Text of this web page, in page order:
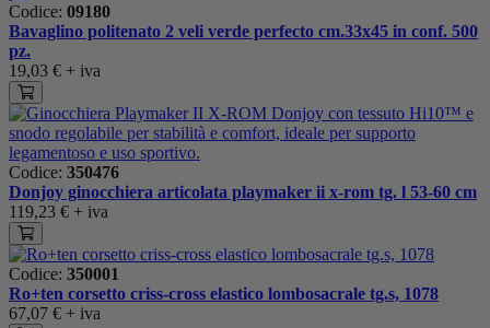
Codice: 09180
Bavaglino politenato 2 veli verde perfecto cm.33x45 in conf. 500
pz.
19,03 € + iva
Codice: 350476
Donjoy ginocchiera articolata playmaker ii x-rom tg. l 53-60 cm
119,23 € + iva
Codice: 350001
Ro+ten corsetto criss-cross elastico lombosacrale tg.s, 1078
67,07 € + iva